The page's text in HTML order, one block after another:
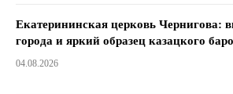
Екатерининская церковь Чернигова:
города и яркий образец казацкого
04.08.2026